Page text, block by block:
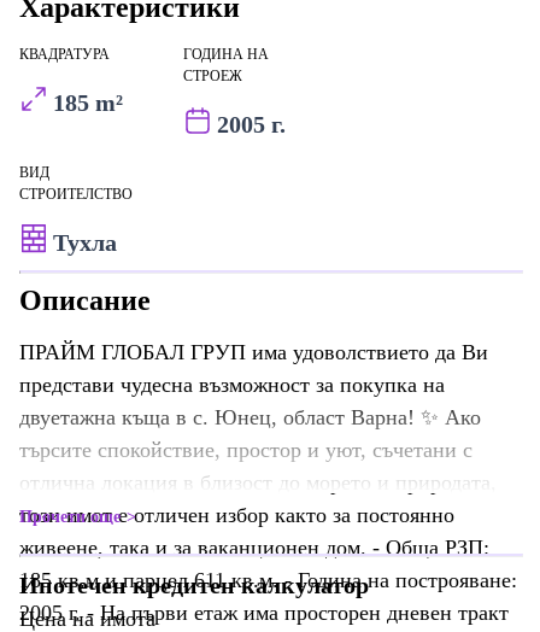
Характеристики
КВАДРАТУРА
185 m²
ГОДИНА НА
СТРОЕЖ
2005 г.
ВИД
СТРОИТЕЛСТВО
Тухла
Описание
ПРАЙМ ГЛОБАЛ ГРУП има удоволствието да Ви
представи чудесна възможност за покупка на
двуетажна къща в с. Юнец, област Варна! ✨ Ако
търсите спокойствие, простор и уют, съчетани с
отлична локация в близост до морето и природата,
този имот е отличен избор както за постоянно
живеене, така и за ваканционен дом. - Обща РЗП:
185 кв.м и парцел 611 кв.м. - Година на построяване:
2005 г. - На първи етаж има просторен дневен тракт
Прочети още
Ипотечен кредитен калкулатор
Цена на имота